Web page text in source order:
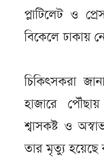
প্লাটিলেট ও
বিকেলে ঢাকায়
চিকিৎসকরা
হাজারে
শ্বাসকষ্ট ও
তার মৃত্যু হয়েছে